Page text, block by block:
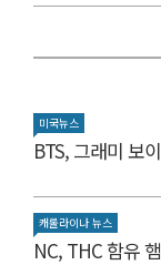
미국뉴스
BTS, 그래미 보
캐롤라이나 뉴스
NC, THC 함유